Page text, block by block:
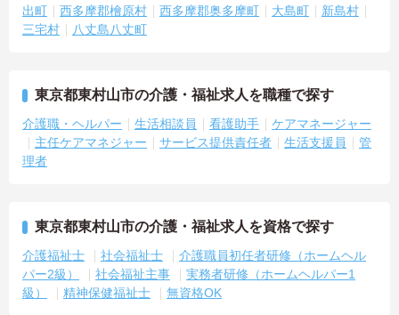
出町
西多摩郡檜原村 西多摩郡奥多摩町 大島町
新島村
三宅村
八丈島八丈町
東京都東村山市の介護・福祉求人を職種で探す
介護職・ヘルパー 生活相談員 看護助手
ケアマネージャー
主任ケアマネジャー
サービス提供責任者 生活支援員
管
理者
東京都東村山市の介護・福祉求人を資格で探す
介護福祉士 社会福祉士
介護職員初任者研修（ホームヘル
パー2級）
社会福祉主事
実務者研修（ホームヘルパー1
級）
精神保健福祉士 無資格OK